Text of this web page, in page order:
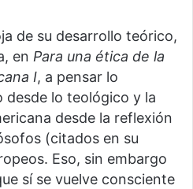
de su desarrollo teórico,
en Para una ética de la
I, a pensar lo
lo teológico y la
desde la reflexión
(citados en su
Eso, sin embargo
sí se vuelve consciente